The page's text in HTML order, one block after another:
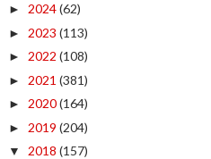
► 2024(62)
► 2023 (113)
► 2022 (108)
► 2021 (381)
► 2020(164)
► 2019 (204)
▼ 2018 (157)